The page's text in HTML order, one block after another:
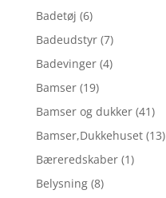
Badetøj (6)
Badeudstyr (7)
Badevinger (4)
Bamser (19)
Bamser og dukker (41)
Bamser,Dukkehuset (13)
Bæreredskaber (1)
Belysning (8)